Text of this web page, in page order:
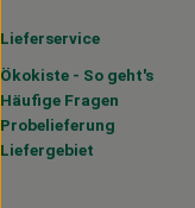
Lieferservice
Ökokiste - So geht's
Häufige Fragen
Probelieferung
Liefergebiet